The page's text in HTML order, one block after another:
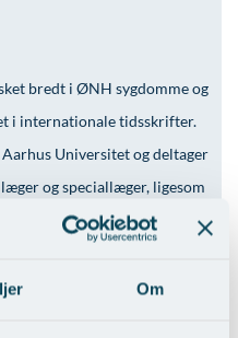
Om
på AROS Privathospital
bredt i ØNH sygdomme og
i internationale tidsskrifter.
Universitet og deltager
og speciallæger, ligesom
og udvalgsposter i